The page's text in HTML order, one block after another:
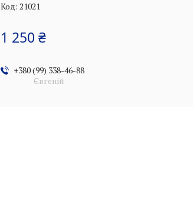
Код: 21021
1 250 ₴
+380 (99) 338-46-88
Євгеній